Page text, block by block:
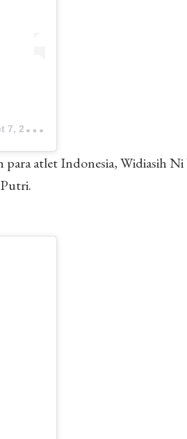
at 8:16am PDT
para atlet Indonesia, Widiasih